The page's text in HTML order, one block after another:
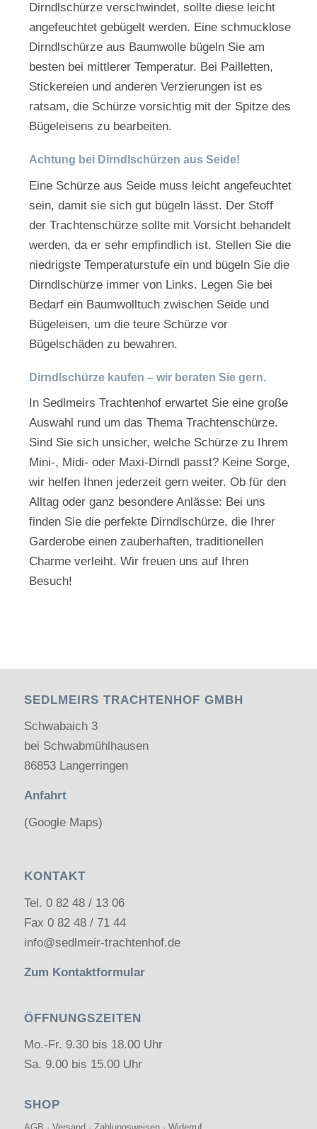
Dirndlschürze verschwindet, sollte diese leicht
angefeuchtet gebügelt werden. Eine schmucklose
Dirndlschürze aus Baumwolle bügeln Sie am
besten bei mittlerer Temperatur. Bei Pailletten,
Stickereien und anderen Verzierungen ist es
ratsam, die Schürze vorsichtig mit der Spitze des
Bügeleisens zu bearbeiten.
Achtung bei Dirndlschürzen aus Seide!
Eine Schürze aus Seide muss leicht angefeuchtet
sein, damit sie sich gut bügeln lässt. Der Stoff
der Trachtenschürze sollte mit Vorsicht behandelt
werden, da er sehr empfindlich ist. Stellen Sie die
niedrigste Temperaturstufe ein und bügeln Sie die
Dirndlschürze immer von Links. Legen Sie bei
Bedarf ein Baumwolltuch zwischen Seide und
Bügeleisen, um die teure Schürze vor
Bügelschäden zu bewahren.
Dirndlschürze kaufen – wir beraten Sie gern.
In Sedlmeirs Trachtenhof erwartet Sie eine große
Auswahl rund um das Thema Trachtenschürze.
Sind Sie sich unsicher, welche Schürze zu Ihrem
Mini-, Midi- oder Maxi-Dirndl passt? Keine Sorge,
wir helfen Ihnen jederzeit gern weiter. Ob für den
Alltag oder ganz besondere Anlässe: Bei uns
finden Sie die perfekte Dirndlschürze, die Ihrer
Garderobe einen zauberhaften, traditionellen
Charme verleiht. Wir freuen uns auf Ihren
Besuch!
SEDLMEIRS TRACHTENHOF GMBH
Schwabaich 3
bei Schwabmühlhausen
86853 Langerringen
Anfahrt
(Google Maps)
KONTAKT
Tel. 0 82 48 / 13 06
Fax 0 82 48 / 71 44
info@sedlmeir-trachtenhof.de
Zum Kontaktformular
ÖFFNUNGSZEITEN
Mo.-Fr. 9.30 bis 18.00 Uhr
Sa. 9.00 bis 15.00 Uhr
SHOP